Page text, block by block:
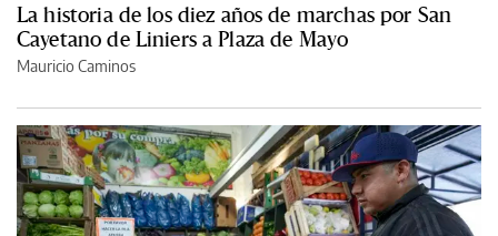
La historia de los diez años de marchas por San
Cayetano de Liniers a Plaza de Mayo
Mauricio Caminos